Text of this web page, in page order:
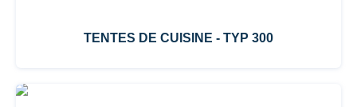
TENTES DE CUISINE - TYP 300